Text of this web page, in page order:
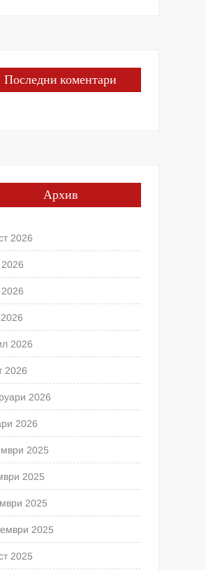
Последни коментари
Архив
2026
2026
2026
2026
2026
2025
2025
2025
2025
2025